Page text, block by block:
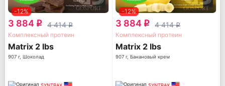
-12%
3 884 q 4 414q
Комплексный протеин
Matrix 2 lbs
907 г, Шоколад
-12%
3 884 q 4 414q
Комплексный протеин
Matrix 2 lbs
907 г, Банановый крем